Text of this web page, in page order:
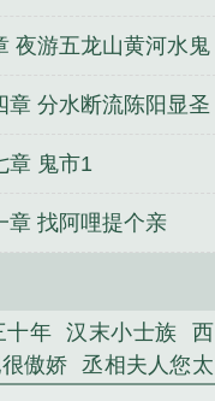
夜游五龙山黄河水鬼
章 分水断流陈阳显圣
章 鬼市1
章 找阿哩提个亲
十年 汉末小士族
西
傲娇
丞相夫人您太